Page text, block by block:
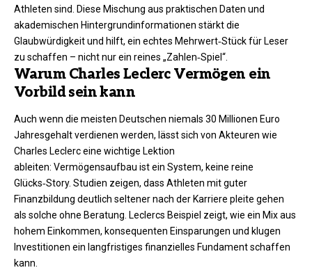
Athleten sind. Diese Mischung aus praktischen Daten und
akademischen Hintergrundinformationen stärkt die
Glaubwürdigkeit und hilft, ein echtes Mehrwert‑Stück für Leser
zu schaffen – nicht nur ein reines „Zahlen‑Spiel“.
Warum Charles Leclerc Vermögen ein
Vorbild sein kann
Auch wenn die meisten Deutschen niemals 30 Millionen Euro
Jahresgehalt verdienen werden, lässt sich von Akteuren wie
Charles Leclerc eine wichtige Lektion
ableiten: Vermögensaufbau ist ein System, keine reine
Glücks‑Story. Studien zeigen, dass Athleten mit guter
Finanzbildung deutlich seltener nach der Karriere pleite gehen
als solche ohne Beratung. Leclercs Beispiel zeigt, wie ein Mix aus
hohem Einkommen, konsequenten Einsparungen und klugen
Investitionen ein langfristiges finanzielles Fundament schaffen
kann.